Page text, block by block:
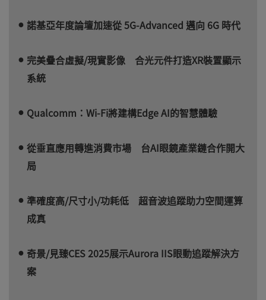
諾基亞年度論壇加速從 5G-Advanced 邁向 6G 時代
完美疊合虛擬/現實影像 合光元件打造XR裝置顯示
系統
Qualcomm：Wi-Fi將建構Edge AI的智慧體驗
從垂直應用轉進消費市場 台AI眼鏡產業鏈合作開大
局
準確度高/尺寸小/功耗低 超音波追蹤助力空間運算
成真
奇景/見臻CES 2025展示Aurora IIS眼動追蹤解決方
案